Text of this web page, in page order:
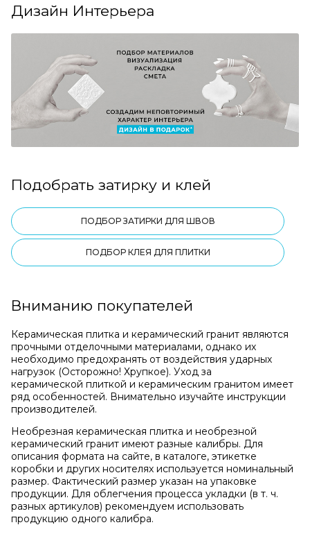
Дизайн Интерьера
Подобрать затирку и клей
ПОДБОР ЗАТИРКИ ДЛЯ ШВОВ
ПОДБОР КЛЕЯ ДЛЯ ПЛИТКИ
Вниманию покупателей
Керамическая плитка и керамический гранит являются
прочными отделочными материалами, однако их
необходимо предохранять от воздействия ударных
нагрузок (Осторожно! Хрупкое). Уход за
керамической плиткой и керамическим гранитом имеет
ряд особенностей. Внимательно изучайте инструкции
производителей.
Необрезная керамическая плитка и необрезной
керамический гранит имеют разные калибры. Для
описания формата на сайте, в каталоге, этикетке
коробки и других носителях используется номинальный
размер. Фактический размер указан на упаковке
продукции. Для облегчения процесса укладки (в т. ч.
разных артикулов) рекомендуем использовать
продукцию одного калибра.